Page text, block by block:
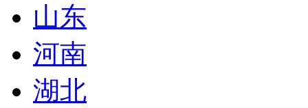
山东
河南
湖北